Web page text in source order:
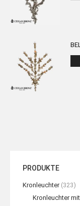
PRODUKTE
Kronleuchter (323)
Kronleuchter